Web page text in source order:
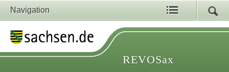
Navigation
REVOSax